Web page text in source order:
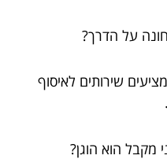
שירותים לאיסוף